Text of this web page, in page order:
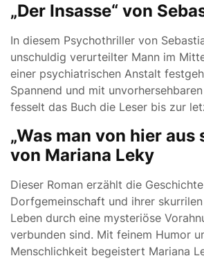
„Der Insasse“ von
In diesem Psychothriller von
unschuldig verurteilter Mann im
einer psychiatrischen Anstalt
Spannend und mit
fesselt das Buch die Leser bis zur
„Was man von hier aus
von Mariana Leky
Dieser Roman erzählt die
Dorfgemeinschaft und ihrer
Leben durch eine mysteriöse
verbunden sind. Mit feinem Humor
Menschlichkeit begeistert Mariana